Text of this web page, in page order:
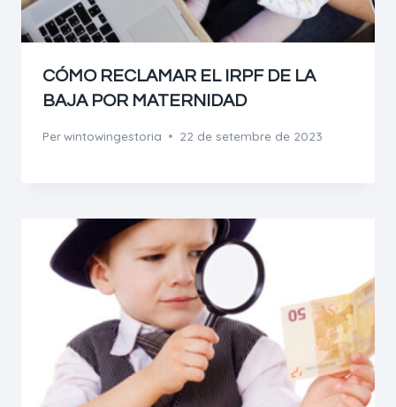
CÓMO RECLAMAR EL IRPF DE LA
BAJA POR MATERNIDAD
Perwintowingestoria 22 de setembre de 2023